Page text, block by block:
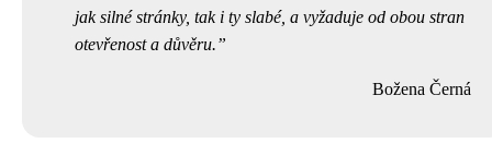
jak silné stránky, tak i ty slabé, a vyžaduje od obou stran
otevřenost a důvěru.
Božena Černá